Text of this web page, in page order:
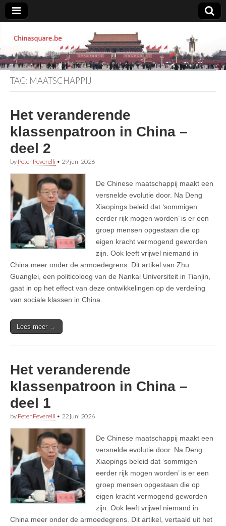
Chinasquare.be
TAG: MAATSCHAPPIJ
Het veranderende
klassenpatroon in China –
deel 2
by Peter Peverelli • 29 juni 2026
De Chinese maatschappij maakt een
versnelde evolutie door. Na Deng
Xiaopings beleid dat ‘sommigen
eerder rijk mogen worden’ is er een
groep mensen opgestaan die op
eigen kracht vermogend geworden
zijn. Ook leeft vrijwel niemand in
China meer onder de armoedegrens. Dit artikel van Zhu
Guanglei, een politicoloog van de Nankai Universiteit in Tianjin,
gaat in op het effect van deze ontwikkelingen op de verdeling
van sociale klassen in China.
Lees meer →
Het veranderende
klassenpatroon in China –
deel 1
by Peter Peverelli • 22 juni 2026
De Chinese maatschappij maakt een
versnelde evolutie door. Na Deng
Xiaopings beleid dat ‘sommigen
eerder rijk mogen worden’ is er een
groep mensen opgestaan die op
eigen kracht vermogend geworden
zijn. Ook leeft vrijwel niemand in
China meer onder de armoedegrens. Dit artikel, vertaald uit het